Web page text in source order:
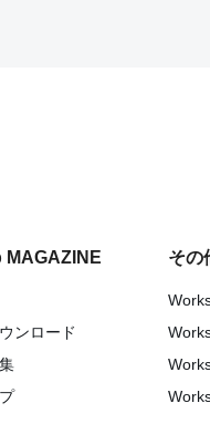
ンロード
その